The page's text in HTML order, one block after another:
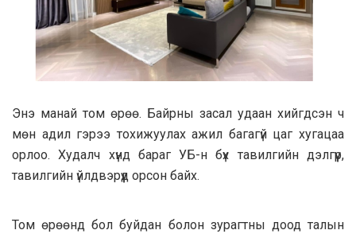
Энэ манай том өрөө. Байрны засал удаан хийгдсэн ч
мөн адил гэрээ тохижуулах ажил багагүй цаг хугацаа
орлоо. Худалч хүнд бараг УБ-н бүх тавилгийн дэлгүүр,
тавилгийн үйлдвэрүүд орсон байх.
Том өрөөнд бол буйдан болон зурагтны доод талын